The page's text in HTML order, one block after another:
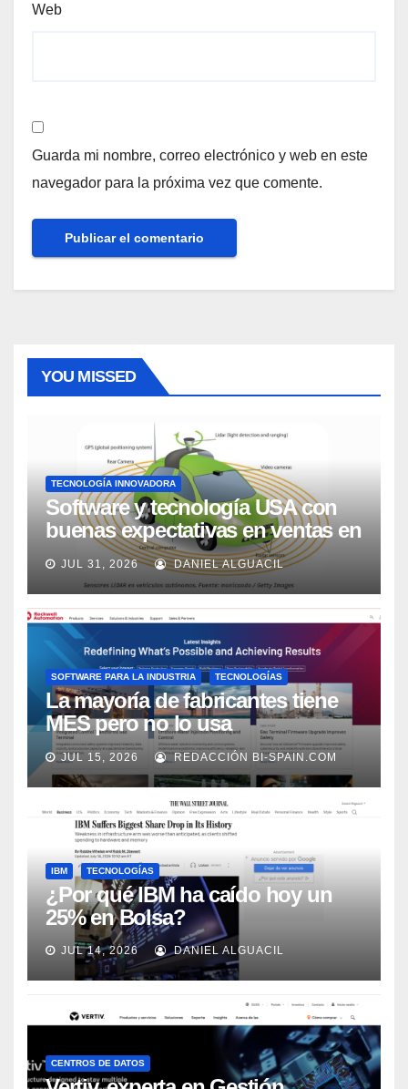
Web
Guarda mi nombre, correo electrónico y web en este
navegador para la próxima vez que comente.
YOU MISSED
TECNOLOGÍA INNOVADORA
Software y tecnología USA con
buenas expectativas en ventas en
los próximos 2 años, según
Market Watch
JUL 31, 2026 DANIEL ALGUACIL
SOFTWARE PARA LA INDUSTRIA TECNOLOGÍAS
La mayoría de fabricantes tiene
MES pero no lo usa
adecuadamente, según Rockwell
Automation
JUL 15, 2026 REDACCIÓN BI-SPAIN.COM
IBM TECNOLOGÍAS
¿Por qué IBM ha caído hoy un
25% en Bolsa?
JUL 14, 2026 DANIEL ALGUACIL
CENTROS DE DATOS